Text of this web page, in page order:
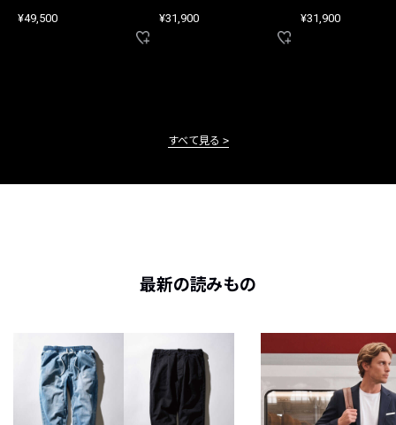
¥49,500 ¥31,900 ¥31,900
すべて見る
最新の読みもの